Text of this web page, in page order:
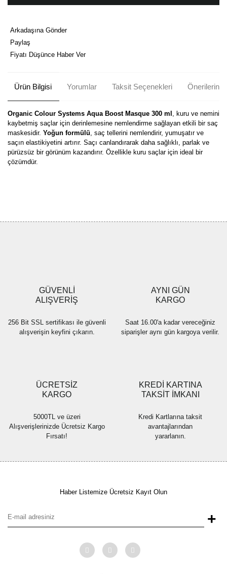
Arkadaşına Gönder
Paylaş
Fiyatı Düşünce Haber Ver
Ürün Bilgisi Yorumlar Taksit Seçenekleri Önerileriniz
Organic Colour Systems Aqua Boost Masque 300 ml , kuru ve nemini
kaybetmiş saçlar için derinlemesine nemlendirme sağlayan etkili bir saç
maskesidir. Yoğun formülü, saç tellerini nemlendirir, yumuşatır ve
saçın elastikiyetini artırır. Saçı canlandırarak daha sağlıklı, parlak ve
pürüzsüz bir görünüm kazandırır. Özellikle kuru saçlar için ideal bir
çözümdür.
Ürün fiyatı diğer sitelerden daha pahalı.
Bu ürüne benzer farklı alternatifler olmalı.
GÜVENLİ
ALIŞVERİŞ
256 Bit SSL sertifikası ile güvenli
alışverişin keyfini çıkarın.
AYNI GÜN
KARGO
Saat 16.00'a kadar vereceğiniz
siparişler aynı gün kargoya verilir.
ÜCRETSİZ
KARGO
5000TL ve üzeri
Alışverişlerinizde Ücretsiz Kargo
Fırsatı!
KREDİ KARTINA
TAKSİT İMKANI
Kredi Kartlarına taksit
avantajlarından
yararlanın.
Haber Listemize Ücretsiz Kayıt Olun
+